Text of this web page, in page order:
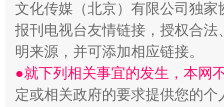
阿坝州三大球赛在茂县开幕 规模
文化传媒（北京）有限公司独
报刊电视台友情链接，授权合
明来源，并可添加相应链接。
●就下列相关事宜的发生，本网
定或相关政府的要求提供您的个